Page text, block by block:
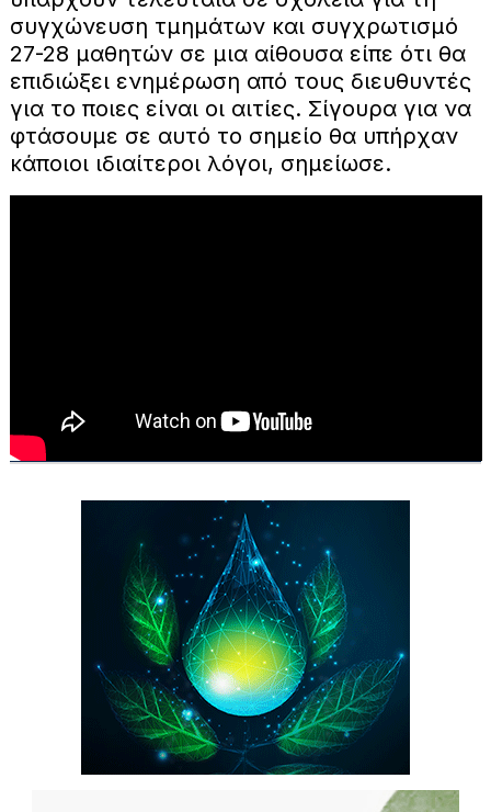
συγχώνευση τμημάτων και συγχρωτισμό
27-28 μαθητών σε μια αίθουσα είπε ότι θα
επιδιώξει ενημέρωση από τους διευθυντές
για το ποιες είναι οι αιτίες. Σίγουρα για να
φτάσουμε σε αυτό το σημείο θα υπήρχαν
κάποιοι ιδιαίτεροι λόγοι, σημείωσε.